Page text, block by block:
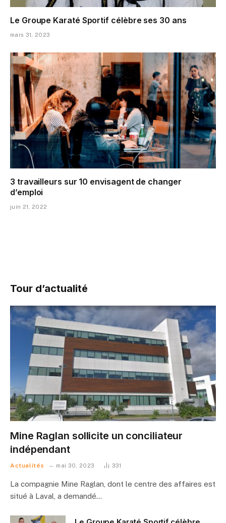
Le Groupe Karaté Sportif célèbre ses 30 ans
mars 31, 2023
3 travailleurs sur 10 envisagent de changer
d’emploi
juin 21, 2022
Tour d’actualité
Mine Raglan sollicite un conciliateur
indépendant
Actualités mai 30, 2023 331
La compagnie Mine Raglan, dont le centre des affaires est
situé à Laval, a demandé…